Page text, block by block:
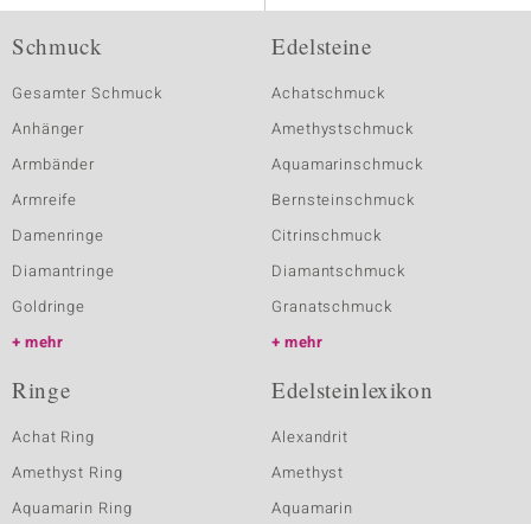
Schmuck
Gesamter Schmuck
Anhänger
Armbänder
Armreife
Damenringe
Diamantringe
Goldringe
mehr
Edelsteine
Achatschmuck
Amethystschmuck
Aquamarinschmuck
Bernsteinschmuck
Citrinschmuck
Diamantschmuck
Granatschmuck
mehr
Ringe
Achat Ring
Amethyst Ring
Aquamarin Ring
Edelsteinlexikon
Alexandrit
Amethyst
Aquamarin